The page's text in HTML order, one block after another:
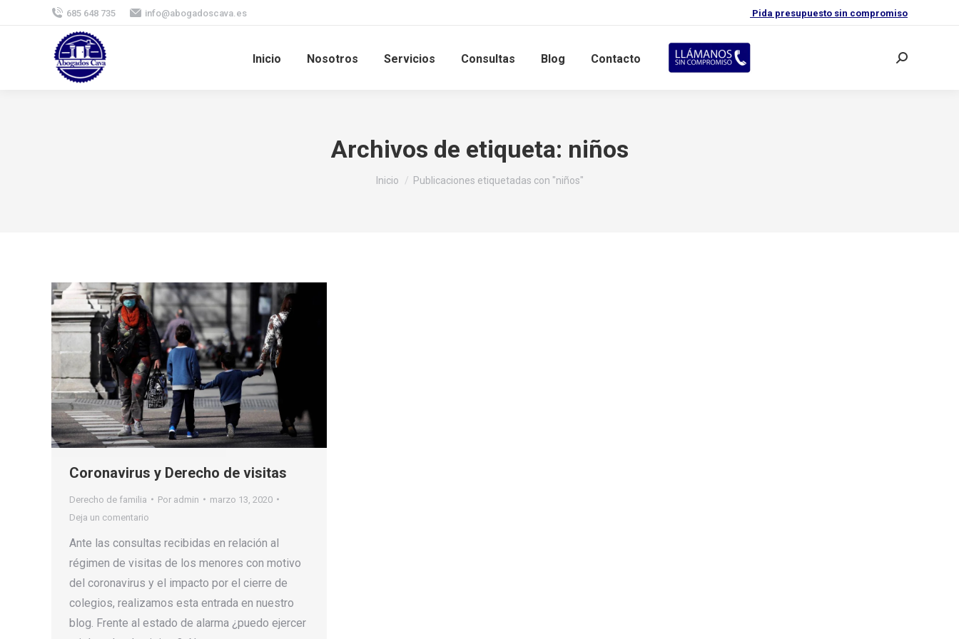
685 648 735 info@abogadoscava.es Pida presupuesto sin compromiso
Inicio Nosotros Servicios Consultas Blog Contacto Buscar:
Archivos de etiqueta: niños
Estás aquí:
Inicio Publicaciones etiquetadas con "niños"
Coronavirus y Derecho de visitas
Derecho de familia Por admin
marzo 13, 2020
Deja un comentario
Ante las consultas recibidas en relación al
régimen de visitas de los menores con motivo
del coronavirus y el impacto por el cierre de
colegios, realizamos esta entrada en nuestro
blog. Frente al estado de alarma ¿puedo ejercer